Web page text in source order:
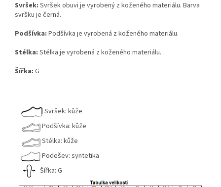
Svršek: Svršek obuvi je vyrobený z koženého materiálu. Barva
svršku je černá.
Podšívka: Podšívka je vyrobená z koženého materiálu.
Stélka: Stélka je vyrobená z koženého materiálu.
Šířka: G
Svršek: kůže
Podšívka: kůže
Stélka: kůže
Podešev: syntetika
Šířka: G